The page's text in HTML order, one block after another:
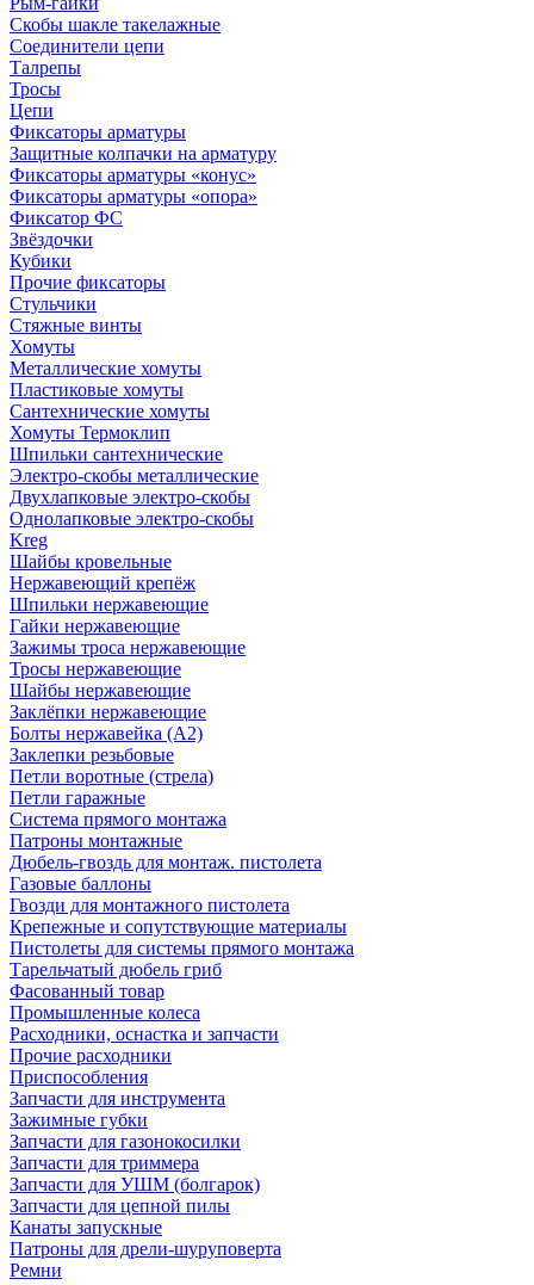
Скобы шакле такелажные
Соединители цепи
Талрепы
Тросы
Цепи
Фиксаторы арматуры
Защитные колпачки на арматуру
Фиксаторы арматуры «конус»
Фиксаторы арматуры «опора»
Фиксатор ФС
Звёздочки
Кубики
Прочие фиксаторы
Стульчики
Стяжные винты
Хомуты
Металлические хомуты
Пластиковые хомуты
Сантехнические хомуты
Хомуты Термоклип
Шпильки сантехнические
Электро-скобы металлические
Двухлапковые электро-скобы
Однолапковые электро-скобы
Kreg
Шайбы кровельные
Нержавеющий крепёж
Шпильки нержавеющие
Гайки нержавеющие
Зажимы троса нержавеющие
Тросы нержавеющие
Шайбы нержавеющие
Заклёпки нержавеющие
Болты нержавейка (А2)
Заклепки резьбовые
Петли воротные (стрела)
Петли гаражные
Система прямого монтажа
Патроны монтажные
Дюбель-гвоздь для монтаж. пистолета
Газовые баллоны
Гвозди для монтажного пистолета
Крепежные и сопутствующие материалы
Пистолеты для системы прямого монтажа
Тарельчатый дюбель гриб
Фасованный товар
Промышленные колеса
Расходники, оснастка и запчасти
Прочие расходники
Приспособления
Запчасти для инструмента
Зажимные губки
Запчасти для газонокосилки
Запчасти для триммера
Запчасти для УШМ (болгарок)
Запчасти для цепной пилы
Канаты запускные
Патроны для дрели-шуруповерта
Ремни